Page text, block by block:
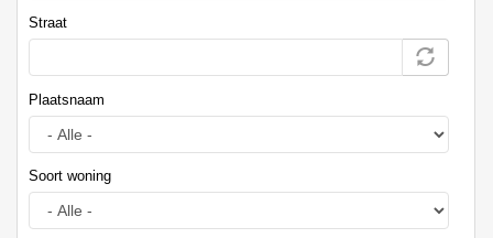
Straat
Plaatsnaam
Soort woning